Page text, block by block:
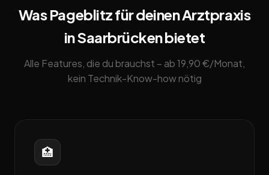
Was Pageblitz für deinen Arztpraxis
in Saarbrücken bietet
Alle Features, die du brauchst – ab 19,90 €/Monat,
kein Technik-Know-how nötig
🏥